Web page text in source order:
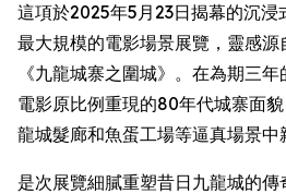
這項於2025年5月23日揭幕的沉浸
最大規模的電影場景展覽，靈感
《九龍城寨之圍城》。在為期三
電影原比例重現的80年代城寨面貌
龍城髮廊和魚蛋工場等逼真場景中
是次展覽細膩重塑昔日九龍城的